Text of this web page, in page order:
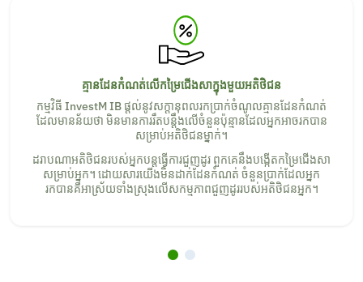
គ្មានដែនកំណត់លើកម្រៃជើងសាក្នុងមួយអតិថិជន
កម្មវិធី InvestM IB ផ្តល់នូវសក្តានុពលរកប្រាក់ចំណូលគ្មានដែនកំណត់
ដែលមានន័យថា មិនមានការរឹតបន្តឹងលើចំនួនប៉ុន្មានដែលអ្នកអាចរកបាន
សម្រាប់អតិថិជនម្នាក់។
ដរាបណាអតិថិជនរបស់អ្នកបន្តធ្វើការជួញដូរ ពួកគេនឹងបង្កើតកម្រៃជើងសា
សម្រាប់អ្នក។ ដោយសារយើងមិនដាក់ដែនកំណត់ ចំនួនប្រាក់ដែលអ្នក
រកបានគឺអាស្រ័យទាំងស្រុងលើសកម្មភាពជួញដូររបស់អតិថិជនអ្នក។